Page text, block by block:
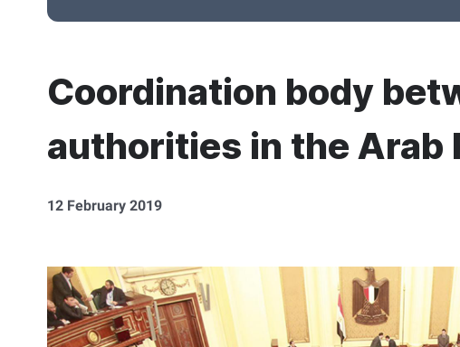
Coordination body
authorities in the Arab
12 February 2019